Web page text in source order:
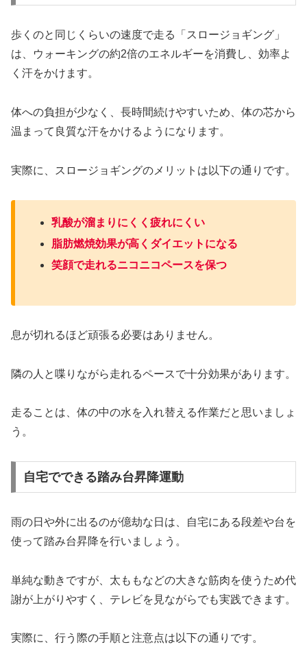
歩くのと同じくらいの速度で走る「スロージョギング」
は、ウォーキングの約2倍のエネルギーを消費し、効率よ
く汗をかけます。
体への負担が少なく、長時間続けやすいため、体の芯から
温まって良質な汗をかけるようになります。
実際に、スロージョギングのメリットは以下の通りです。
乳酸が溜まりにくく疲れにくい
脂肪燃焼効果が高くダイエットになる
笑顔で走れるニコニコペースを保つ
息が切れるほど頑張る必要はありません。
隣の人と喋りながら走れるペースで十分効果があります。
走ることは、体の中の水を入れ替える作業だと思いましょ
う。
自宅でできる踏み台昇降運動
雨の日や外に出るのが億劫な日は、自宅にある段差や台を
使って踏み台昇降を行いましょう。
単純な動きですが、太ももなどの大きな筋肉を使うため代
謝が上がりやすく、テレビを見ながらでも実践できます。
実際に、行う際の手順と注意点は以下の通りです。